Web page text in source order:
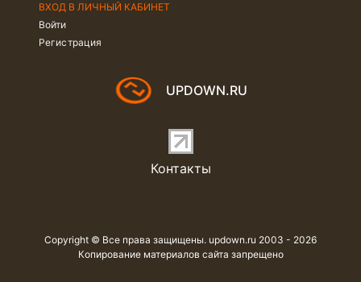
ВХОД В ЛИЧНЫЙ КАБИНЕТ
Войти
Регистрация
UPDOWN.RU
Контакты
Copyright © Все права защищены. updown.ru 2003 - 2026
Копирование материалов сайта запрещено